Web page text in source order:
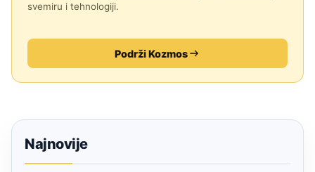
svemiru i tehnologiji.
Podrži Kozmos
Najnovije